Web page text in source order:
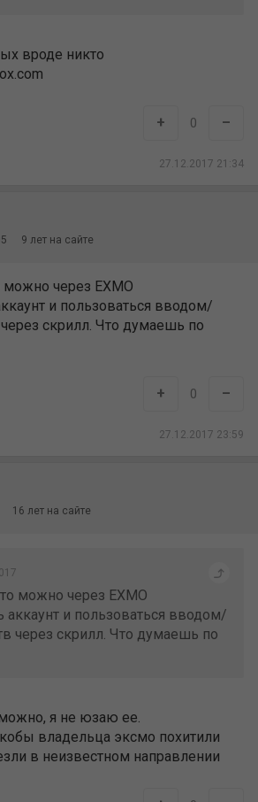
вроде никто
27.12.2017 21:34
+ 0 –
9 лет на сайте
можно через EXMO
и пользоваться вводом/
скрилл. Что думаешь по
27.12.2017 23:59
+ 0 –
16 лет на сайте
можно через EXMO
аккаунт и пользоваться вводом/
через скрилл. Что думаешь по
я не юзаю ее.
владельца эксмо похитили
в неизвестном направлении